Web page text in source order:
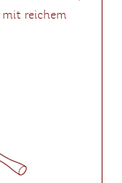
mit reichem